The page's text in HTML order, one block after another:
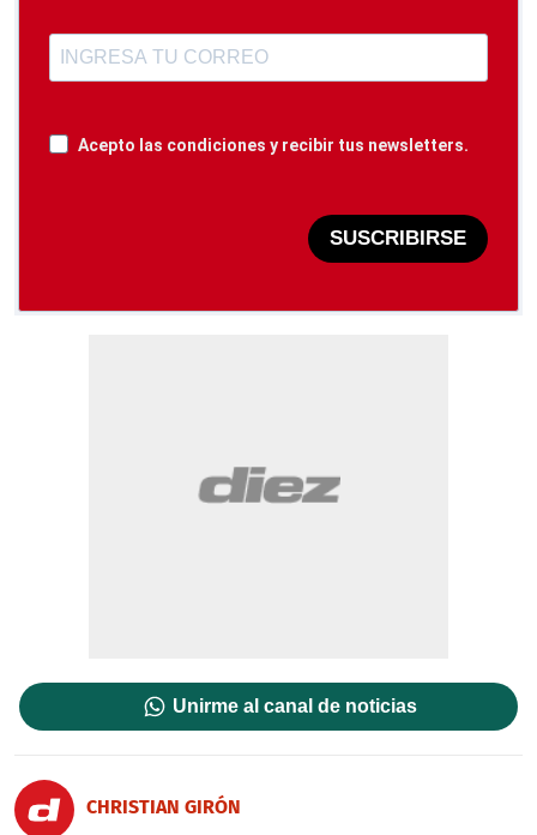
Acepto las condiciones y recibir tus newsletters.
SUSCRIBIRSE
Unirme al canal de noticias
CHRISTIAN GIRÓN